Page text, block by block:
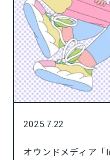
2025.7.22
オウンドメディア